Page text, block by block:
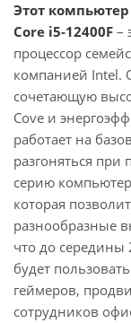
Этот
Core i5-12400F –
процессор
компанией Intel.
сочетающую
Cove и
работает на
разгоняться
серию
которая
разнообразные
что до середины
будет
геймеров,
сотрудников